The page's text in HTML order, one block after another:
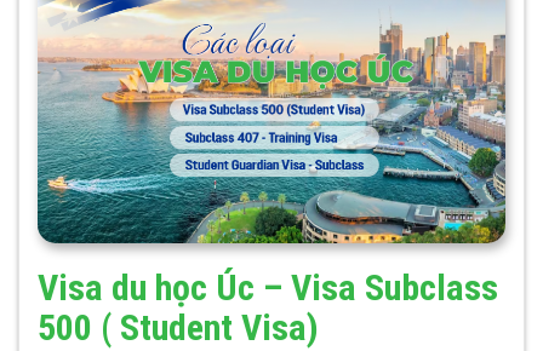
Visa du học Úc – Visa Subclass
500 ( Student Visa)